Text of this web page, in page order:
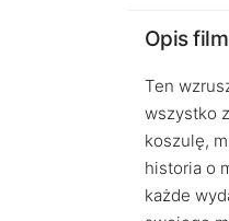
Opis
Ten
wszystko
koszulę,
historia o
każde